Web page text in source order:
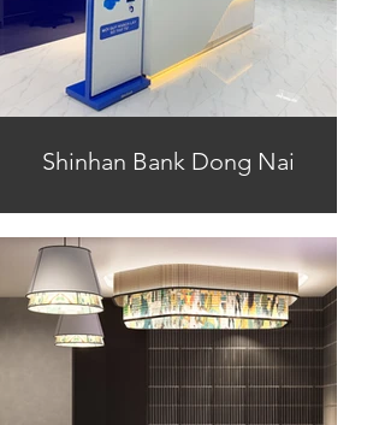
Shinhan Bank Dong Nai